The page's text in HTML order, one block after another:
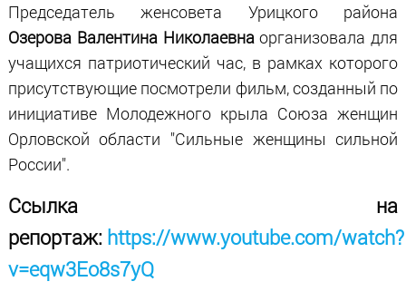
Председатель женсовета Урицкого района
Озерова Валентина Николаевнаорганизовала для
учащихся патриотический час, в рамках которого
присутствующие посмотрели фильм, созданный по
инициативе Молодежного крыла Союза женщин
Орловской области "Сильные женщины сильной
России".
Ссылка на
репортаж: https://www.youtube.com/watch?
v=eqw3Eo8s7yQ